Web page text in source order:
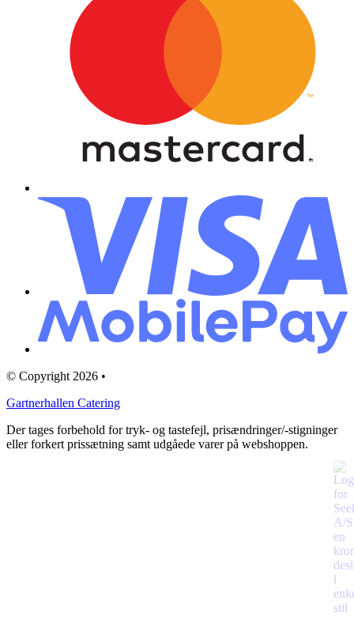
© Copyright 2026 •
Gartnerhallen Catering
Der tages forbehold for tryk- og tastefejl, prisændringer/-stigninger
eller forkert prissætning samt udgåede varer på webshoppen.